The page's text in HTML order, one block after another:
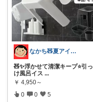
なかち🧸夏アイテム＆便利グッズ✨
🧸✨浮かせて清潔キープ⭐️引
け風呂イス ...
￥ 4,950～
0 0 5